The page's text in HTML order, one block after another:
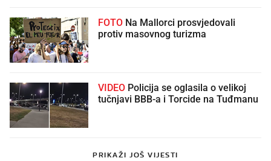
FOTO
protiv masovnog turizma
VIDEO
tučnjavi BBB-a i Torcide na Tuđmanu
PRIKAŽI JOŠ VIJESTI